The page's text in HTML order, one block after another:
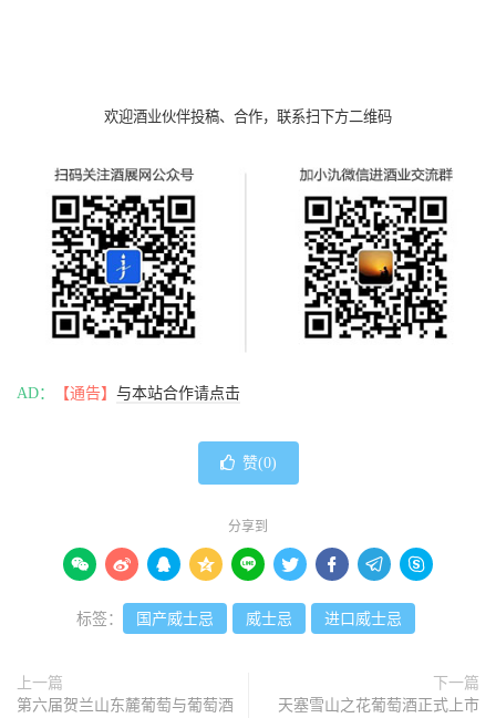
欢迎酒业伙伴投稿、合作，联系扫下方二维码
AD： 【通告】 与本站合作请点击
赞(0)
分享到
        
标签： 国产威士忌 威士忌 进口威士忌
上一篇
第六届贺兰山东麓葡萄与葡萄酒
下一篇
天塞雪山之花葡萄酒正式上市